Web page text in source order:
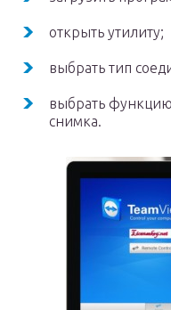
открыть утилиту;
выбрать тип
выбрать
снимка.